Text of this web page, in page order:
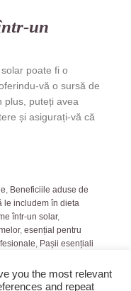
un
poate fi o
vă o sursă de
plus, puteți avea
și asigurați-vă că
, Beneficiile aduse de
le includem în dieta
într-un solar,
, esențial pentru
, Pașii esențiali
you the most relevant
and repeat